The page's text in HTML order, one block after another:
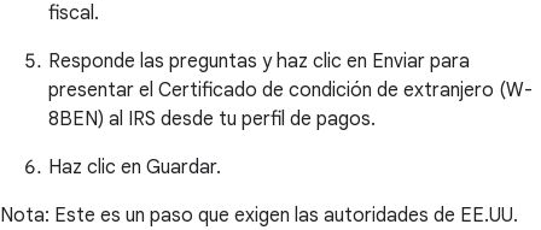
fiscal.
Responde las preguntas y haz clic en Enviar para
presentar el Certificado de condición de extranjero (W-
8BEN) al IRS desde tu perfil de pagos.
Haz clic en Guardar.
Nota: Este es un paso que exigen las autoridades de EE.UU.